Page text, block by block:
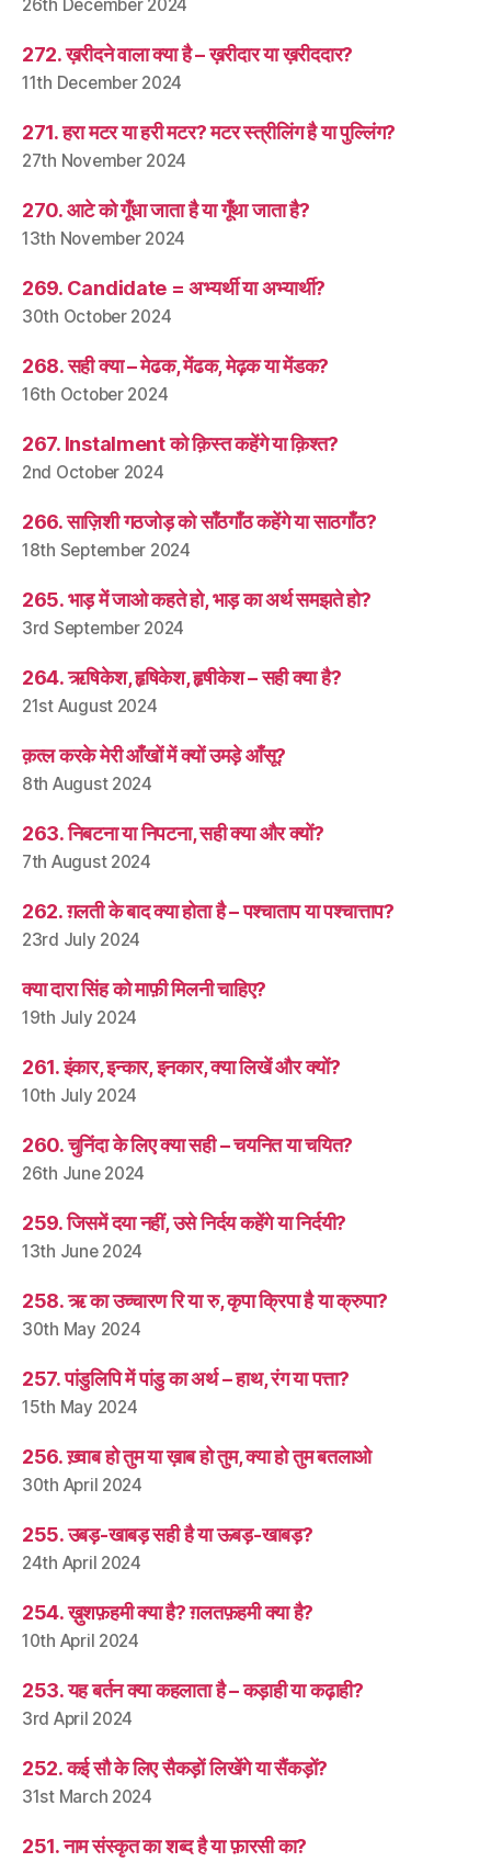
26th December 2024
272. ख़रीदने वाला क्या है – ख़रीदार या ख़रीददार?
11th December 2024
271. हरा मटर या हरी मटर? मटर स्त्रीलिंग है या पुल्लिंग?
27th November 2024
270. आटे को गूँधा जाता है या गूँथा जाता है?
13th November 2024
269. Candidate = अभ्यर्थी या अभ्यार्थी?
30th October 2024
268. सही क्या – मेढक, मेंढक, मेढ़क या मेंडक?
16th October 2024
267. Instalment को क़िस्त कहेंगे या क़िश्त?
2nd October 2024
266. साज़िशी गठजोड़ को साँठगाँठ कहेंगे या साठगाँठ?
18th September 2024
265. भाड़ में जाओ कहते हो, भाड़ का अर्थ समझते हो?
3rd September 2024
264. ऋषिकेश, हृषिकेश, हृषीकेश – सही क्या है?
21st August 2024
क़त्ल करके मेरी आँखों में क्यों उमड़े आँसू?
8th August 2024
263. निबटना या निपटना, सही क्या और क्यों?
7th August 2024
262. ग़लती के बाद क्या होता है – पश्चाताप या पश्चात्ताप?
23rd July 2024
क्या दारा सिंह को माफ़ी मिलनी चाहिए?
19th July 2024
261. इंकार, इन्कार, इनकार, क्या लिखें और क्यों?
10th July 2024
260. चुनिंदा के लिए क्या सही – चयनित या चयित?
26th June 2024
259. जिसमें दया नहीं, उसे निर्दय कहेंगे या निर्दयी?
13th June 2024
258. ऋ का उच्चारण रि या रु, कृपा क्रिपा है या क्रुपा?
30th May 2024
257. पांडुलिपि में पांडु का अर्थ – हाथ, रंग या पत्ता?
15th May 2024
256. ख़्वाब हो तुम या ख़ाब हो तुम, क्या हो तुम बतलाओ
30th April 2024
255. उबड़-खाबड़ सही है या ऊबड़-खाबड़?
24th April 2024
254. ख़ुशफ़हमी क्या है? ग़लतफ़हमी क्या है?
10th April 2024
253. यह बर्तन क्या कहलाता है – कड़ाही या कढ़ाही?
3rd April 2024
252. कई सौ के लिए सैकड़ों लिखेंगे या सैंकड़ों?
31st March 2024
251. नाम संस्कृत का शब्द है या फ़ारसी का?